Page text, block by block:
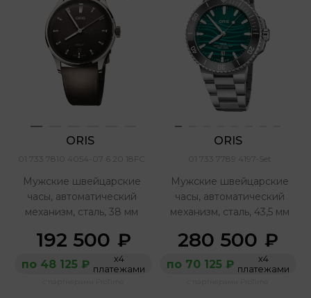
ORIS
01 733 7810 4054-07 6 20 18FC
Мужские швейцарские
часы, автоматический
механизм, сталь, 38 мм
192 500 ₽
по 48 125 ₽
х4
платежами
ORIS
01 733 7789 4197-Set
Мужские швейцарские
часы, автоматический
механизм, сталь, 43,5 мм
280 500 ₽
по 70 125 ₽
х4
платежами